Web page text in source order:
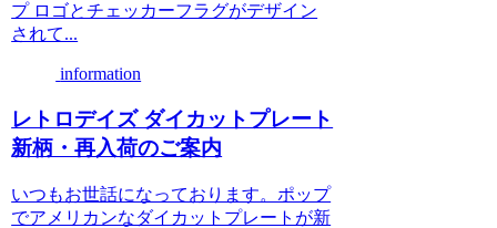
プ ロゴとチェッカーフラグがデザイン
されて...
information
レトロデイズ ダイカットプレート
新柄・再入荷のご案内
いつもお世話になっております。ポップ
でアメリカンなダイカットプレートが新